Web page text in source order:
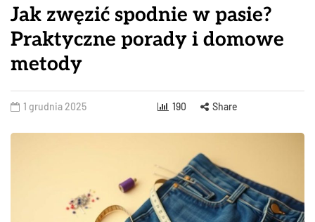
Jak zwęzić spodnie w pasie?
Praktyczne porady i domowe
metody
1 grudnia 2025 190 Share